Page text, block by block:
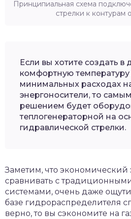
Принципиальная схема
стрелки к контурам
Если вы хотите создать в
комфортную температуру
минимальных расходах
энергоносители, то
решением будет
теплогенераторной на
гидравлической стрелки.
Заметим, что экономический
сравнивать с
системами, очень даже
базе гидрораспределителя
верно, то вы сэкономите на